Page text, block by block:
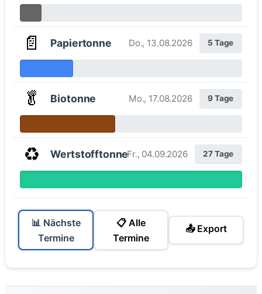
📄 Papiertonne Do., 13.08.2026 5 Tage
🥬 Biotonne Mo., 17.08.2026 9 Tage
♻️ WertstofftonneFr., 04.09.2026 27 Tage
📊 Nächste
Termine
📋 Alle
Termine
📤 Export